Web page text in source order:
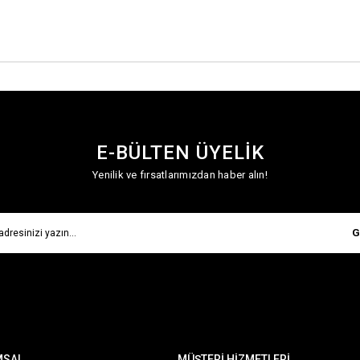
E-BÜLTEN ÜYELİK
Yenilik ve fırsatlarımızdan haber alın!